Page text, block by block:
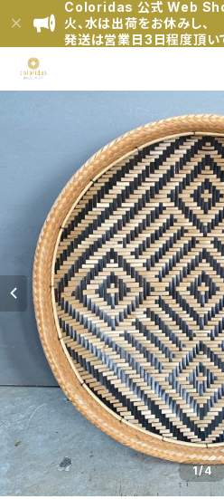
Coloridas 公式 Web
火、水は出荷をお休みし、
発送は営業日3日程度頂い
1/4